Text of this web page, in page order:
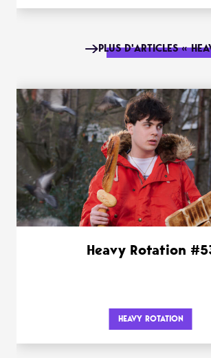
PLUS D'ARTICLES «
Heavy Rotation
HEAVY ROTATION